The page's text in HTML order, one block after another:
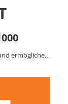
ermögliche…